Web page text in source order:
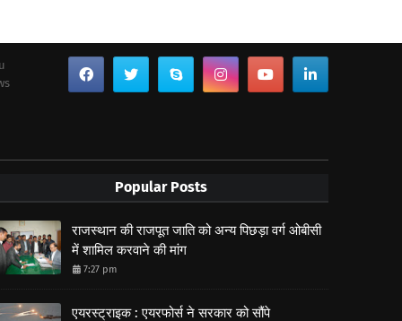
Popular Posts
राजस्थान की राजपूत जाति को अन्य पिछड़ा वर्ग ओबीसी
में शामिल करवाने की मांग
7:27 pm
एयरस्ट्राइक : एयरफोर्स ने सरकार को सौंपे